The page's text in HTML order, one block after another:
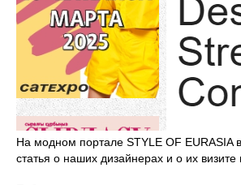
На модном портале STYLE OF EURASIA
статья о наших дизайнерах и о их визите